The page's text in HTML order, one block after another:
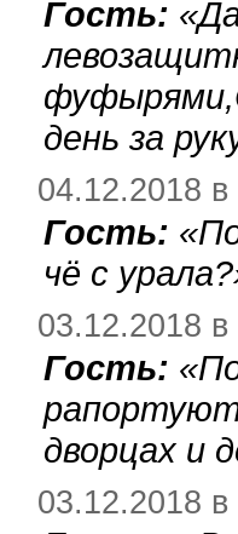
Гость: «
день за
04.12.2018 в
Гость: «
чё с урала?
03.12.2018 в
Гость: «
рапортуют
дворцах и
03.12.2018 в